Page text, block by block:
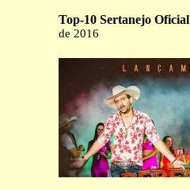
Top-10 Sertanejo Oficial
de 2016